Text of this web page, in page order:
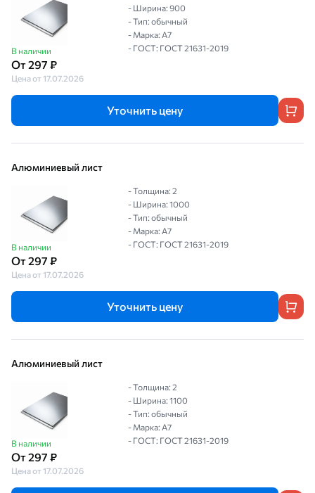
В наличии
От 297 ₽
Цена от 17.07.2026
- Ширина: 900
- Тип: обычный
- Марка: А7
- ГОСТ: ГОСТ 21631-2019
Уточнить цену
Алюминиевый лист
В наличии
От 297 ₽
Цена от 17.07.2026
- Толщина: 2
- Ширина: 1000
- Тип: обычный
- Марка: А7
- ГОСТ: ГОСТ 21631-2019
Уточнить цену
Алюминиевый лист
В наличии
От 297 ₽
Цена от 17.07.2026
- Толщина: 2
- Ширина: 1100
- Тип: обычный
- Марка: А7
- ГОСТ: ГОСТ 21631-2019